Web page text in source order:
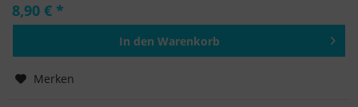
8,90 € *
In den Warenkorb
Merken